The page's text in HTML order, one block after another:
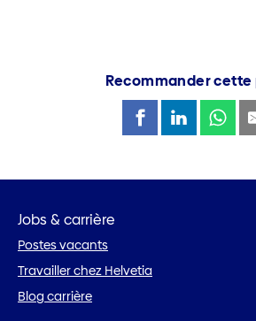
Recommander cette
Jobs & carrière
Postes vacants
Travailler chez Helvetia
Blog carrière